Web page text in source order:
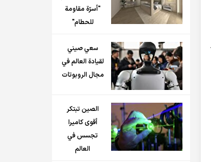
"أسرّة مقاومة
للحطام"
سعي صيني
لقيادة العالم في
مجال الروبوتات
الصين تبتكر
أقوى كاميرا
تجسس في
العالم